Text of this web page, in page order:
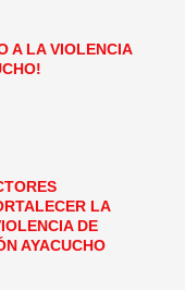
A LA VIOLENCIA
LA
DE
AYACUCHO